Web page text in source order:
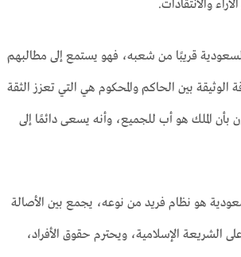
والانتقادات.
السعودية قريبًا من شعبه، فهو يستمع إلى مطالبهم
بين الحاكم والمحكوم هي التي تعزز الثقة
بأن الملك هو أب للجميع، وأنه يسعى دائمًا إلى
هو نظام فريد من نوعه، يجمع بين الأصالة
الشريعة الإسلامية، ويحترم حقوق الأفراد،